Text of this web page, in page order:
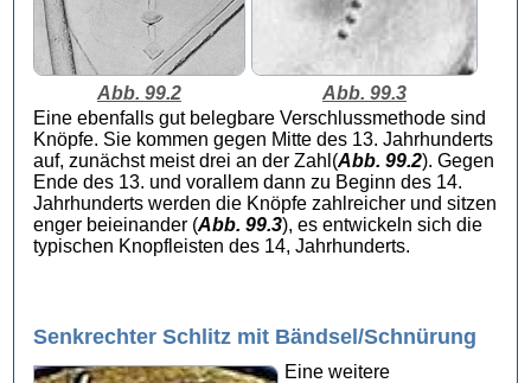
Abb. 99.2
Abb. 99.3
Eine ebenfalls gut belegbare Verschlussmethode sind
Knöpfe. Sie kommen gegen Mitte des 13. Jahrhunderts
auf, zunächst meist drei an der Zahl(Abb. 99.2). Gegen
Ende des 13. und vorallem dann zu Beginn des 14.
Jahrhunderts werden die Knöpfe zahlreicher und sitzen
enger beieinander (Abb. 99.3), es entwickeln sich die
typischen Knopfleisten des 14, Jahrhunderts.
Senkrechter Schlitz mit Bändsel/Schnürung
Eine weitere